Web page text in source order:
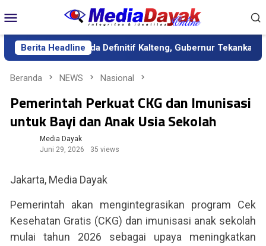
ke
kontenMobile
Berita Headline
sebagai Sekda Definitif Kalteng, Gubernur Tekankan Kerja
Beranda NEWS Nasional
Pemerintah Perkuat CKG dan Imunisasi
untuk Bayi dan Anak Usia Sekolah
Media Dayak
Juni 29, 2026
35 views
Jakarta, Media Dayak
Pemerintah akan mengintegrasikan program Cek
Kesehatan Gratis (CKG) dan imunisasi anak sekolah
mulai tahun 2026 sebagai upaya meningkatkan